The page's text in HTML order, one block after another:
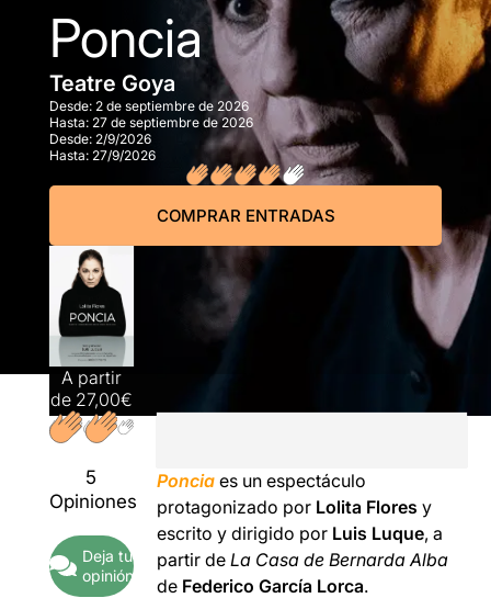
Poncia
Teatre Goya
Desde: 2 de septiembre de 2026
Hasta: 27 de septiembre de 2026
Desde: 2/9/2026
Hasta: 27/9/2026
COMPRAR ENTRADAS
A partir
de 27,00€
5
Opiniones
Deja tu
opinión
Poncia es un espectáculo
protagonizado por Lolita Flores y
escrito y dirigido por Luis Luque, a
partir deLa Casa de Bernarda Alba
de Federico García Lorca.